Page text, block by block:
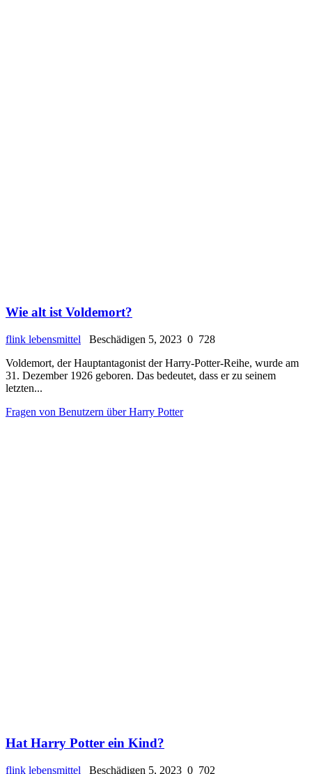
Wie alt ist Voldemort?
flink lebensmittel Beschädigen 5, 2023 0 728
Voldemort, der Hauptantagonist der Harry-Potter-Reihe, wurde am
31. Dezember 1926 geboren. Das bedeutet, dass er zu seinem
letzten...
Fragen von Benutzern über Harry Potter
Hat Harry Potter ein Kind?
flink lebensmittel Beschädigen 5, 2023 0 702